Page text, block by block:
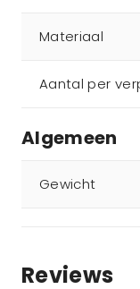
Materiaal
Aantal per
Algemeen
Gewicht
Reviews